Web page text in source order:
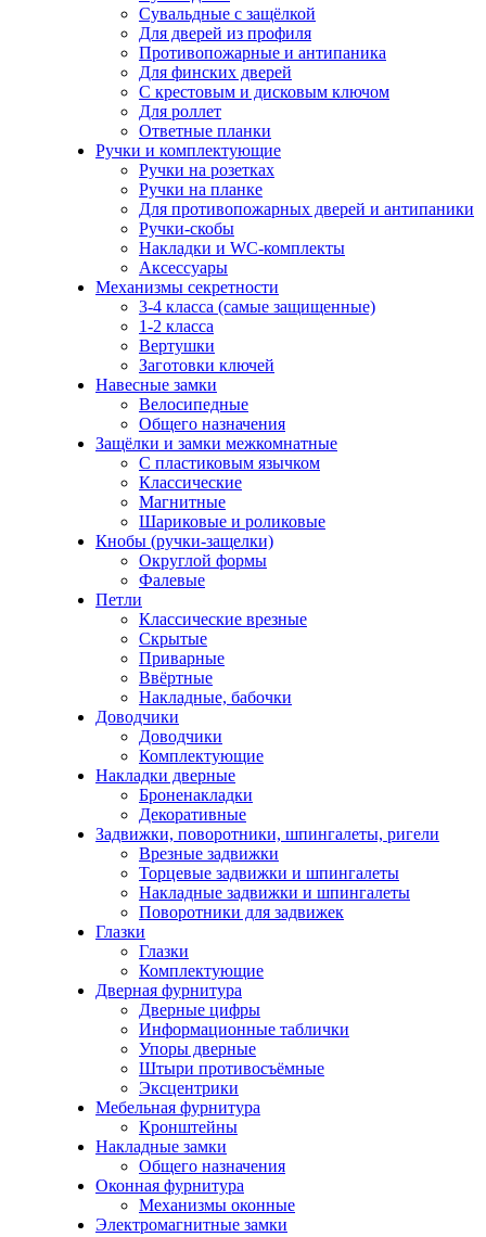
Сувальдные с защёлкой
Для дверей из профиля
Противопожарные и антипаника
Для финских дверей
С крестовым и дисковым ключом
Для роллет
Ответные планки
Ручки и комплектующие
Ручки на розетках
Ручки на планке
Для противопожарных дверей и антипаники
Ручки-скобы
Накладки и WC-комплекты
Аксессуары
Механизмы секретности
3-4 класса (самые защищенные)
1-2 класса
Вертушки
Заготовки ключей
Навесные замки
Велосипедные
Общего назначения
Защёлки и замки межкомнатные
С пластиковым язычком
Классические
Магнитные
Шариковые и роликовые
Кнобы (ручки-защелки)
Округлой формы
Фалевые
Петли
Классические врезные
Скрытые
Приварные
Ввёртные
Накладные, бабочки
Доводчики
Доводчики
Комплектующие
Накладки дверные
Броненакладки
Декоративные
Задвижки, поворотники, шпингалеты, ригели
Врезные задвижки
Торцевые задвижки и шпингалеты
Накладные задвижки и шпингалеты
Поворотники для задвижек
Глазки
Глазки
Комплектующие
Дверная фурнитура
Дверные цифры
Информационные таблички
Упоры дверные
Штыри противосъёмные
Эксцентрики
Мебельная фурнитура
Кронштейны
Накладные замки
Общего назначения
Оконная фурнитура
Механизмы оконные
Электромагнитные замки